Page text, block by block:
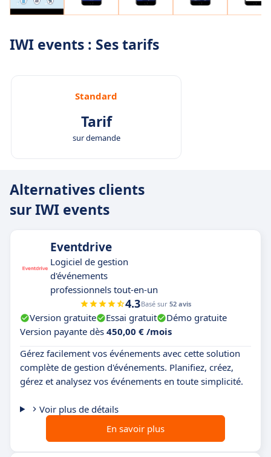
IWI events : Ses tarifs
Standard
Tarif
sur demande
Alternatives clients
sur IWI events
Eventdrive
Logiciel de gestion
d'événements
professionnels tout-en-un
4.3Basé sur 52 avis
Version gratuite Essai gratuit
Démo gratuite
Version payante dès 450,00 € /mois
Gérez facilement vos événements avec cette solution
complète de gestion d'événements. Planifiez, créez,
gérez et analysez vos événements en toute simplicité.
Voir plus de détails
En savoir plus